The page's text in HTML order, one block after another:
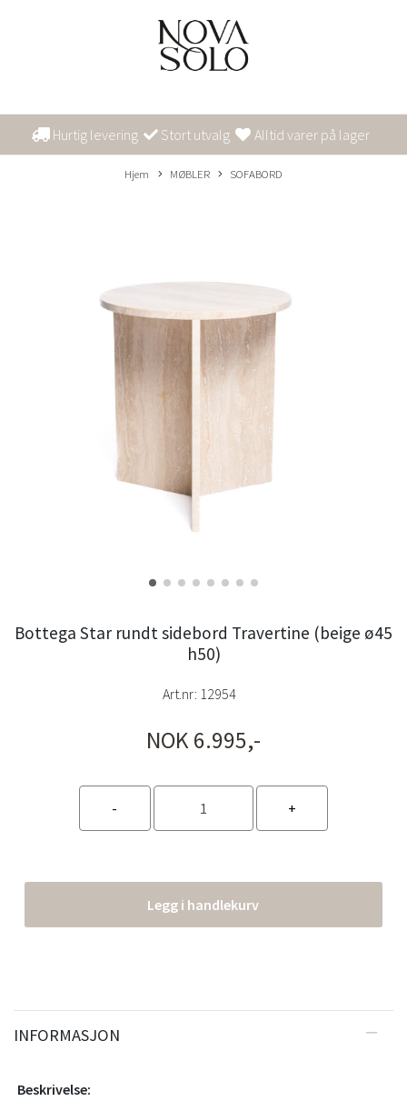
Hurtig levering Stort utvalg Alltid varer på lager
Hjem MØBLER SOFABORD
Bottega Star rundt sidebord Travertine (beige ø45
h50)
Art.nr: 12954
NOK 6.995,-
Legg i handlekurv
INFORMASJON
Beskrivelse: